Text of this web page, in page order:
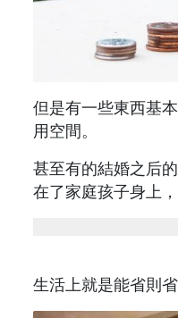
但是有一些東西基
用空間。
甚至有的結婚之后
在了家庭孩子身上，
生活上就是能省則省